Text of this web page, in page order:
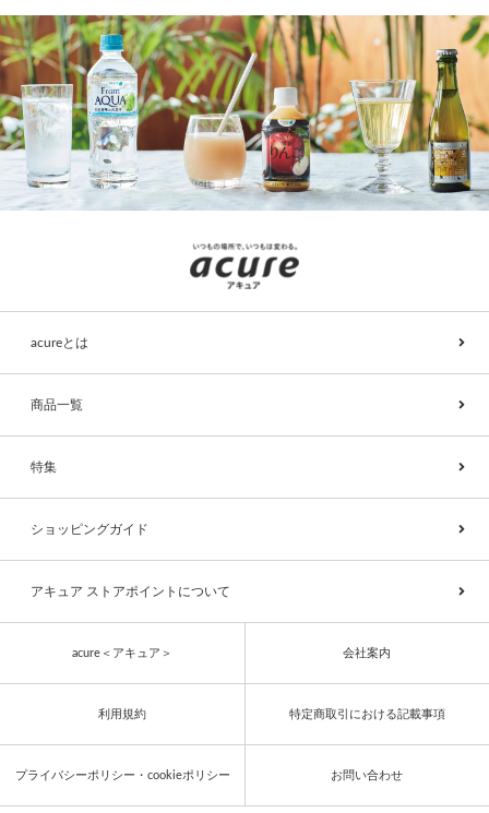
acureとは
商品一覧
特集
ショッピングガイド
アキュア ストアポイントについて
acure＜アキュア＞ 会社案内
利用規約 特定商取引における記載事項
プライバシーポリシー・cookieポリシー お問い合わせ